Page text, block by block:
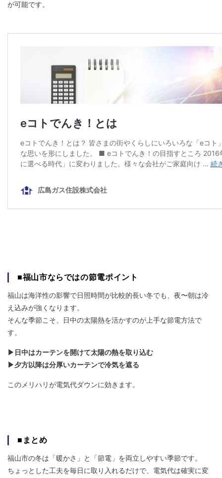
が可能です。
■福山市ならではの節電ポイント
福山は海洋性の影響で日照時間が比較的長い冬でも、夜〜朝は冷
え込みが強くなります。
そんな季節こそ、日中の太陽熱を活かすのが上手な節電方法で
す。
▶日中はカーテンを開けて太陽の熱を取り込む
▶夕方以降は分厚いカーテンで冷気を遮る
このメリハリが電気代ダウンに効きます。
■まとめ
福山市の冬は「暖かさ」と「節電」を両立しやすい季節です。
ちょっとした工夫を毎日に取り入れるだけで、電気代は確実に変